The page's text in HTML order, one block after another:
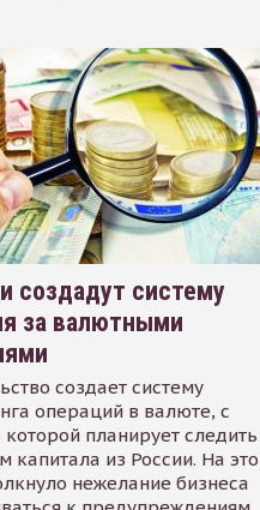
создадут систему
за валютными
создает систему
операций в валюте, с
планирует следить
капитала из России. На это
нежелание бизнеса